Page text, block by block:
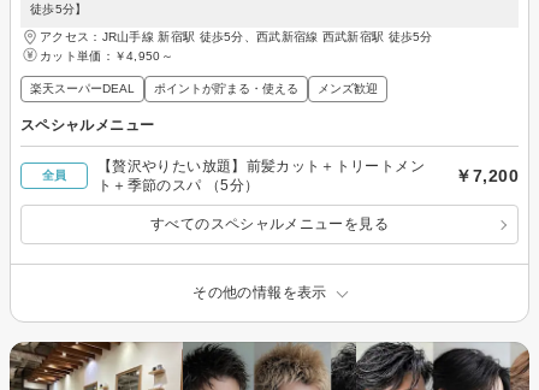
徒歩5分】
アクセス：JR山手線 新宿駅 徒歩5分、西武新宿線 西武新宿駅 徒歩5分
カット単価： ￥4,950～
楽天スーパーDEAL ポイントが貯まる・使える メンズ歓迎
スペシャルメニュー
全員
【贅沢やりたい放題】前髪カット＋トリートメン
ト＋季節のスパ （5分）
￥7,200
すべてのスペシャルメニューを見る
その他の情報を表示